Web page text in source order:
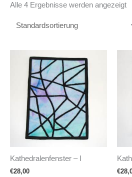
Alle 4 Ergebnisse werden angezeigt
Kathedralenfenster – I
€28,00 €